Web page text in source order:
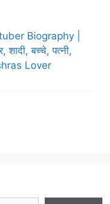
Biography |
शादी, बच्चे, पत्नी,
Lover